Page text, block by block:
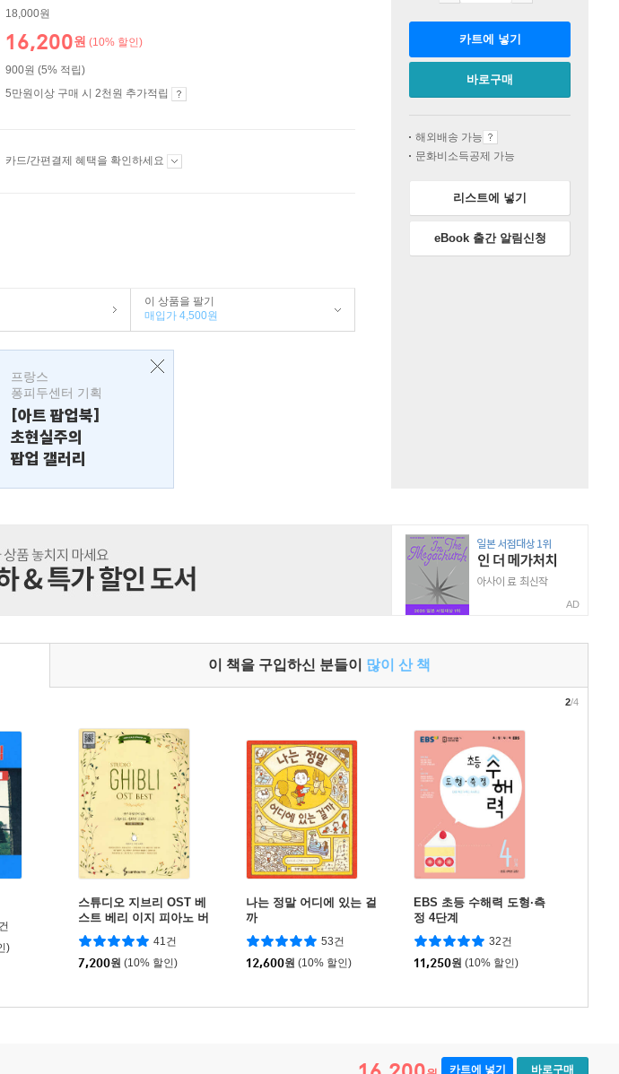
18,000원
16,200원 (10% 할인)
900원 (5% 적립)
5만원이상 구매 시 2천원 추가적립
카드/간편결제 혜택을 확인하세요
이 상품을 팔기
매입가 4,500원
프랑스
퐁피두센터 기획
[아트 팝업북]
초현실주의
팝업 갤러리
카트에 넣기
바로구매
해외배송 가능
문화비소득공제 가능
리스트에 넣기
eBook 출간 알림신청
AD
이 책을 구입하신 분들이 많이 산 책
)
스튜디오 지브리 OST 베
스트 베리 이지 피아노 버
전
41건
7,200원 (10% 할인)
나는 정말 어디에 있는 걸
까
53건
12,600원 (10% 할인)
EBS 초등 수해력 도형·측
정 4단계
32건
11,250원 (10% 할인)
2/4
카트에 넣기 바로구매